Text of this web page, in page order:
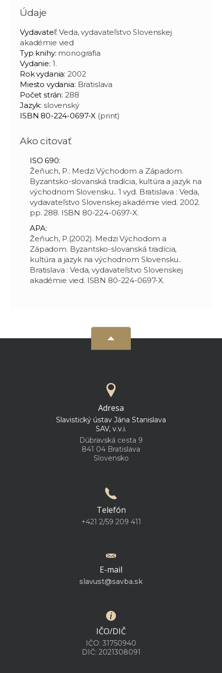
Údaje
Vydavateľ:Veda, vydavateľstvo Slovenskej
akadémie vied
Typ knihy: monografia
Vydanie: 1.
Rok vydania: 2002
Miesto vydania: Bratislava
Počet strán: 288
Jazyk: slovenský
ISBN 80-224-0697-X (print)
Ako citovať
ISO 690:
Žeňuch, P.: Medzi Východom a Západom.
Byzantsko-slovanská tradícia, kultúra a jazyk na
východnom Slovensku.. 1 vyd. Bratislava : Veda,
vydavateľstvo Slovenskej akadémie vied. 2002.
pp. 288. ISBN 80-224-0697-X.
APA:
Žeňuch, P.(2002). Medzi Východom a
Západom. Byzantsko-slovanská tradícia,
kultúra a jazyk na východnom Slovensku..
Bratislava : Veda, vydavateľstvo Slovenskej
akadémie vied. ISBN 80-224-0697-X.
Adresa
Slavistický ústav Jána Stanislava
SAV, v.v.i.
Dúbravská cesta 9
841 04 Bratislava
Slovensko
Telefón
+421 2/59 209 411
E-mail
slavust@savba.sk
IČO/DIČ
IČO: 31750940
DIČ: 2021308091